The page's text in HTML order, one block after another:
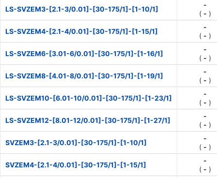
LS-SVZEM3-[2.1-3/0.01]-[30-175/1]-[1-10/1]
-
( - )
LS-SVZEM4-[2.1-4/0.01]-[30-175/1]-[1-15/1]
-
( - )
LS-SVZEM6-[3.01-6/0.01]-[30-175/1]-[1-16/1]
-
( - )
LS-SVZEM8-[4.01-8/0.01]-[30-175/1]-[1-19/1]
-
( - )
LS-SVZEM10-[6.01-10/0.01]-[30-175/1]-[1-23/1]
-
( - )
LS-SVZEM12-[8.01-12/0.01]-[30-175/1]-[1-27/1]
-
( - )
SVZEM3-[2.1-3/0.01]-[30-175/1]-[1-10/1]
-
( - )
SVZEM4-[2.1-4/0.01]-[30-175/1]-[1-15/1]
-
( - )